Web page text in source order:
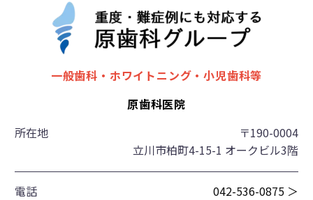
一般歯科・ホワイトニング・小児歯科等
原歯科医院
所在地
〒190-0004
立川市柏町4-15-1 オークビル3階
電話 042-536-0875 ＞